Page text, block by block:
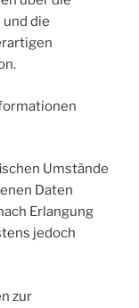
die
Umstände
Daten
Erlangung
jedoch
zur